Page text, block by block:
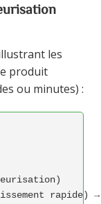
les
produit
ou minutes) :
rapide)